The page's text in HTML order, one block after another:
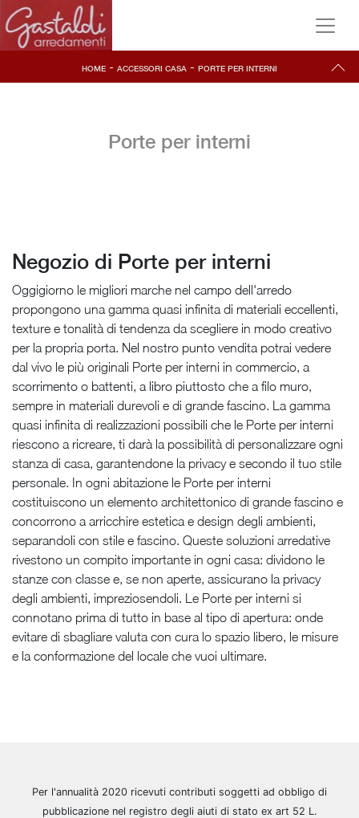
HOME - ACCESSORI CASA - PORTE PER INTERNI
Porte per interni
Negozio di Porte per interni
Oggigiorno le migliori marche nel campo dell'arredo
propongono una gamma quasi infinita di materiali eccellenti,
texture e tonalità di tendenza da scegliere in modo creativo
per la propria porta. Nel nostro punto vendita potrai vedere
dal vivo le più originali Porte per interni in commercio, a
scorrimento o battenti, a libro piuttosto che a filo muro,
sempre in materiali durevoli e di grande fascino. La gamma
quasi infinita di realizzazioni possibili che le Porte per interni
riescono a ricreare, ti darà la possibilità di personalizzare ogni
stanza di casa, garantendone la privacy e secondo il tuo stile
personale. In ogni abitazione le Porte per interni
costituiscono un elemento architettonico di grande fascino e
concorrono a arricchire estetica e design degli ambienti,
separandoli con stile e fascino. Queste soluzioni arredative
rivestono un compito importante in ogni casa: dividono le
stanze con classe e, se non aperte, assicurano la privacy
degli ambienti, impreziosendoli. Le Porte per interni si
connotano prima di tutto in base al tipo di apertura: onde
evitare di sbagliare valuta con cura lo spazio libero, le misure
e la conformazione del locale che vuoi ultimare.
Per l'annualità 2020 ricevuti contributi soggetti ad obbligo di
pubblicazione nel registro degli aiuti di stato ex art 52 L.